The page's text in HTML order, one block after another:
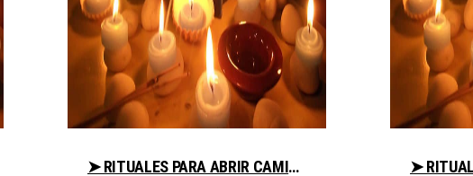
➤ RITUALES PARA ABRIR CAMINOS AYUDA AL COMPRAR CON LIBRERIAESOTERICA.NET